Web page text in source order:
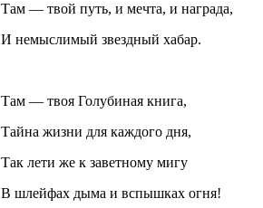
Там — твой путь, и мечта, и награда,
И немыслимый звездный хабар.
Там — твоя Голубиная книга,
Тайна жизни для каждого дня,
Так лети же к заветному мигу
В шлейфах дыма и вспышках огня!